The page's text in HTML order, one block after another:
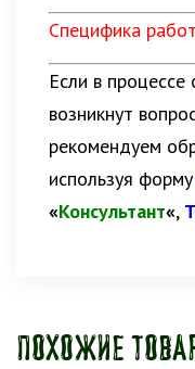
Специфика
Если в
возникнут
рекомендуем
используя форму
«Консультант«,
Похожие